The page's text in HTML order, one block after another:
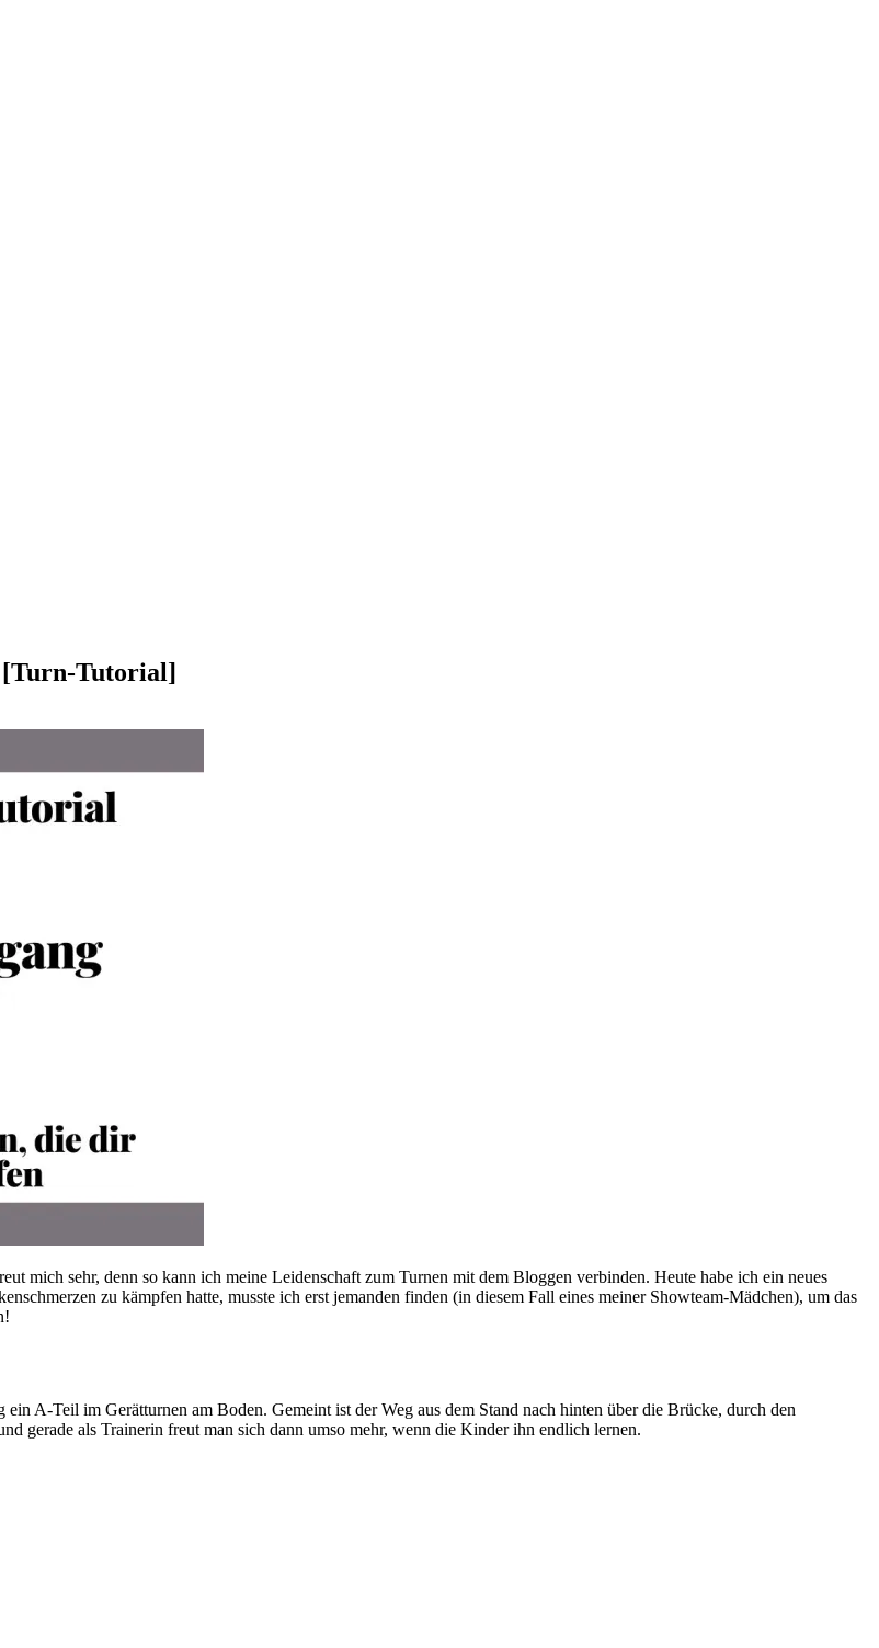
[Turn-Tutorial]
mich sehr, denn so kann ich meine Leidenschaft zum Turnen mit dem Bloggen verbinden. Heute habe ich ein neues
zu kämpfen hatte, musste ich erst jemanden finden (in diesem Fall eines meiner Showteam-Mädchen), um das
A-Teil im Gerätturnen am Boden. Gemeint ist der Weg aus dem Stand nach hinten über die Brücke, durch den
gerade als Trainerin freut man sich dann umso mehr, wenn die Kinder ihn endlich lernen.